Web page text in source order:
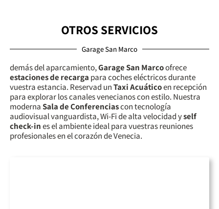
OTROS SERVICIOS
Garage San Marco
demás del aparcamiento,Garage San Marcoofrece
estaciones de recarga para coches eléctricos durante
vuestra estancia. Reservad unTaxi Acuáticoen recepción
para explorar los canales venecianos con estilo. Nuestra
modernaSala de Conferenciascon tecnología
audiovisual vanguardista, Wi-Fi de alta velocidad yself
check-ines el ambiente ideal para vuestras reuniones
profesionales en el corazón de Venecia.